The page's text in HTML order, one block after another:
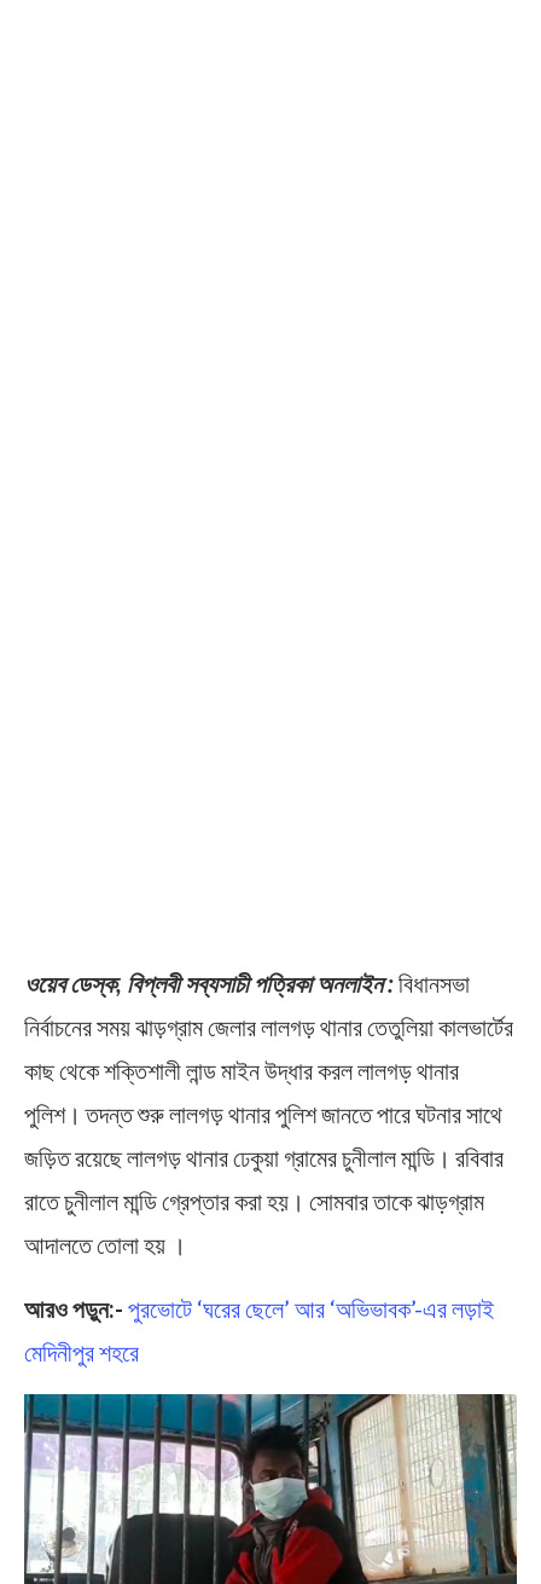
ওয়েব ডেস্ক, বিপ্লবী সব্যসাচী পত্রিকা অনলাইন :বিধানসভা
নির্বাচনের সময় ঝাড়গ্রাম জেলার লালগড় থানার তেতুলিয়া কালভার্টের
কাছ থেকে শক্তিশালী লান্ড মাইন উদ্ধার করল লালগড় থানার
পুলিশ। তদন্ত শুরু লালগড় থানার পুলিশ জ‍ানতে পারে ঘটনার সাথে
জড়িত রয়েছে লালগড় থানার ঢেকুয়া গ্রামের চুনীলাল মান্ডি। রবিবার
রাতে চুনীলাল মান্ডি গ্রেপ্তার করা হয়। সোমবার তাকে ঝাড়গ্রাম
আদালতে তোলা হয় ।
আরও পড়ুন:- পুরভোটে ‘ঘরের ছেলে’ আর ‘অভিভাবক’-এর লড়াই
মেদিনীপুর শহরে